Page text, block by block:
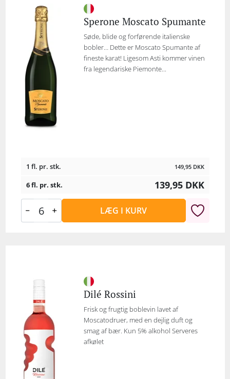
Sperone Moscato Spumante
Søde, blide og forførende italienske
bobler… Dette er Moscato Spumante af
fineste karat! Ligesom Asti kommer vinen
fra legendariske Piemonte...
1 fl. pr. stk. 149,95 DKK
6 fl. pr. stk. 139,95 DKK
LÆG I KURV
Dilé Rossini
Frisk og frugtig boblevin lavet af
Moscatodruer, med en dejlig duft og
smag af bær. Kun 5% alkohol Serveres
afkølet